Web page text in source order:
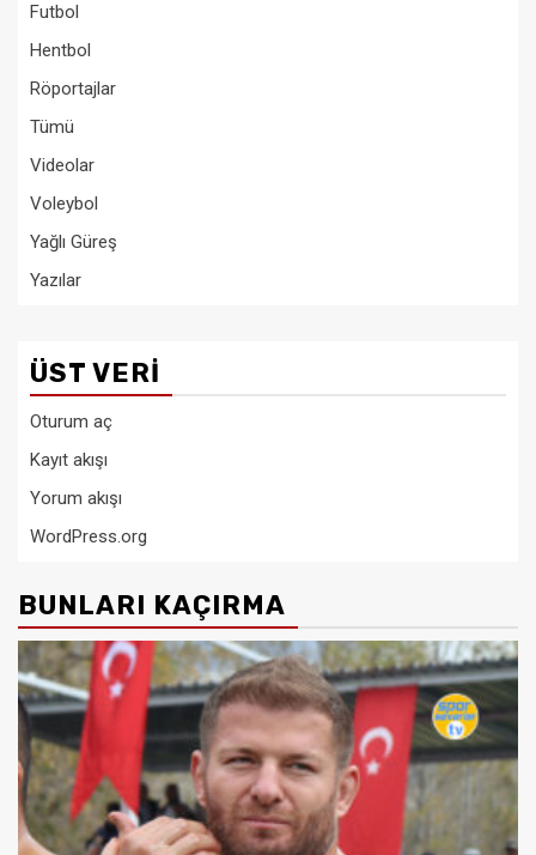
Futbol
Hentbol
Röportajlar
Tümü
Videolar
Voleybol
Yağlı Güreş
Yazılar
ÜST VERI
Oturum aç
Kayıt akışı
Yorum akışı
WordPress.org
BUNLARI KAÇIRMA